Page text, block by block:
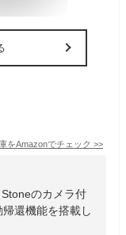
をAmazonでチェック >>
のカメラ付
還機能を搭載し